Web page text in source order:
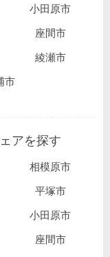
小田原市
座間市
綾瀬市
市
アを探す
相模原市
平塚市
小田原市
座間市